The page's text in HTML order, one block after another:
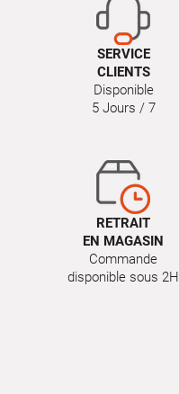
SERVICE
CLIENTS
Disponible
5 Jours / 7
RETRAIT
EN MAGASIN
Commande
disponible sous 2H